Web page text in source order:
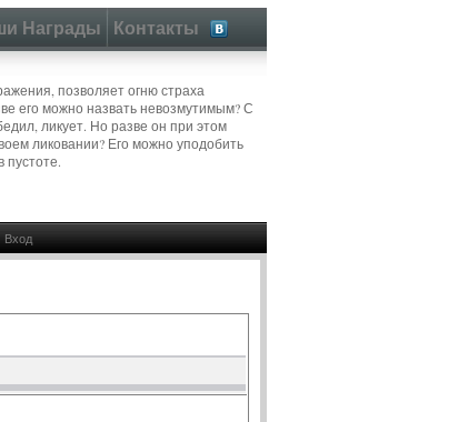
Награды Контакты
позволяет огню страха
его можно назвать невозмутимым? С
ликует. Но разве он при этом
ликовании? Его можно уподобить
пустоте.
Вход